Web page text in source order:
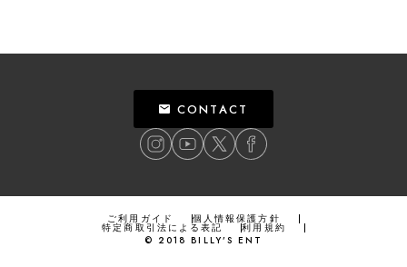
CONTACT
ご利用ガイド 個人情報保護方針
特定商取引法による表記
利用規約
© 2018 BILLY’S ENT